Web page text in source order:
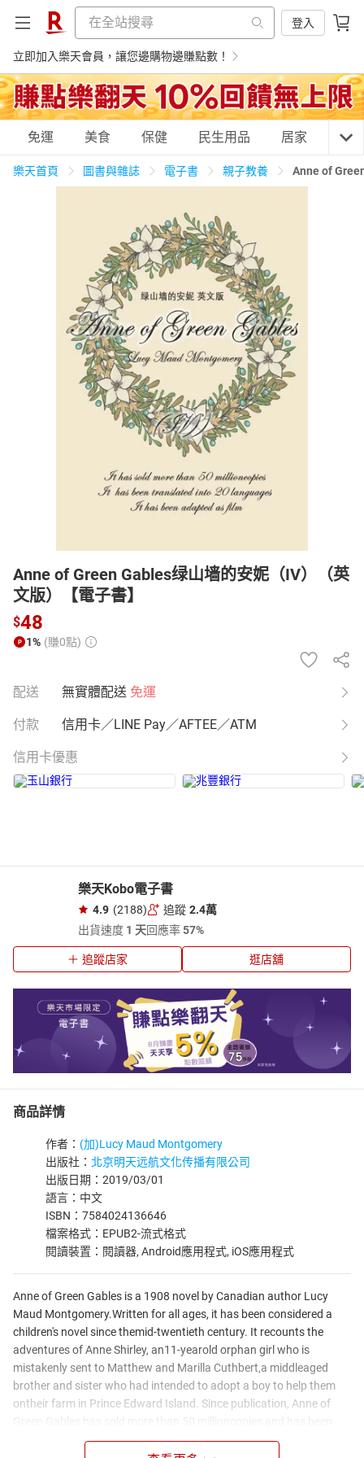
登入
立即加入樂天會員，讓您邊購物邊賺點數！
購物網分類
養生保健
3C家電 運動休閒
男裝 化妝保養 情趣用品
電子/紙本書
HOT
免運 美食 保健 民生用品 居家 3C
樂天首頁 圖書與雜誌 電子書 親子教養 Anne of
Anne of Green Gables绿山墙的安妮（IV）（英
文版）【電子書】
$48
1% (賺0點)
配送 無實體配送 免運
付款 信用卡／LINE Pay／AFTEE／ATM
信用卡優惠
樂天Kobo電子書
4.9 (2188) 追蹤 2.4萬
出貨速度 1 天回應率57%
追蹤店家 逛店舖
商品詳情
作者： (加)Lucy Maud Montgomery
出版社： 北京明天远航文化传播有限公司
出版日期：2019/03/01
語言：中文
ISBN：7584024136646
檔案格式：EPUB2-流式格式
閱讀裝置：閱讀器, Android應用程式, iOS應用程式
Anne of Green Gables is a 1908 novel by Canadian author Lucy
Maud Montgomery.Written for all ages, it has been considered a
children's novel since themid-twentieth century. It recounts the
adventures of Anne Shirley, an11-yearold orphan girl who is
mistakenly sent to Matthew and Marilla Cuthbert,a middleaged
brother and sister who had intended to adopt a boy to help them
ontheir farm in Prince Edward Island. Since publication, Anne of
translated into 20 languages." Anne of Green Gables is a 1908